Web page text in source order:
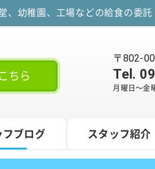
幼稚園、工場などの給食の委
ちら
〒802-
Tel.
月曜日～金
フブログ スタッフ紹介